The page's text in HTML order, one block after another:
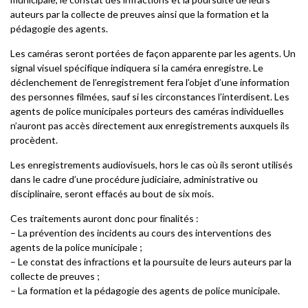
auteurs par la collecte de preuves ainsi que la formation et la
pédagogie des agents.
Les caméras seront portées de façon apparente par les agents. Un
signal visuel spécifique indiquera si la caméra enregistre. Le
déclenchement de l’enregistrement fera l’objet d’une information
des personnes filmées, sauf si les circonstances l’interdisent. Les
agents de police municipales porteurs des caméras individuelles
n’auront pas accès directement aux enregistrements auxquels ils
procèdent.
Les enregistrements audiovisuels, hors le cas où ils seront utilisés
dans le cadre d’une procédure judiciaire, administrative ou
disciplinaire, seront effacés au bout de six mois.
Ces traitements auront donc pour finalités :
– La prévention des incidents au cours des interventions des
agents de la police municipale ;
– Le constat des infractions et la poursuite de leurs auteurs par la
collecte de preuves ;
– La formation et la pédagogie des agents de police municipale.